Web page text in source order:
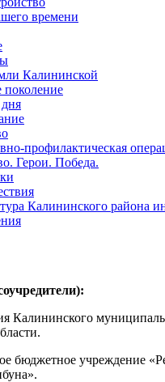
времени
Калининской
профилактическая
Герои. Победа.
Калининского района
Калининского
бюджетное учреждение